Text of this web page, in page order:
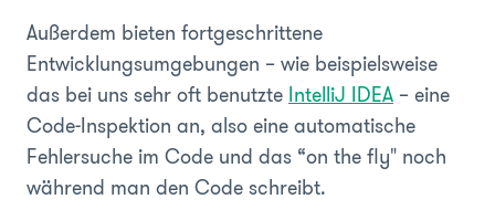
Außerdem bieten fortgeschrittene
Entwicklungsumgebungen – wie beispielsweise
das bei uns sehr oft benutzte IntelliJ IDEA – eine
Code-Inspektion an, also eine automatische
Fehlersuche im Code und das “on the fly" noch
während man den Code schreibt.